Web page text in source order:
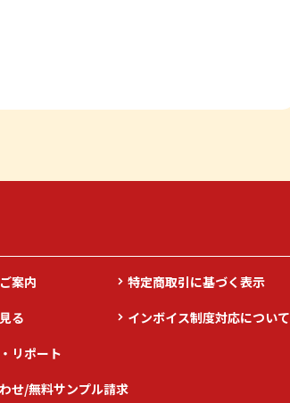
案内
る
リポート
せ/無料サンプル請求
特定商取引に基づく表示
インボイス制度対応について